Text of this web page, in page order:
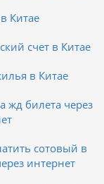
Китае
счет в Китае
в Китае
жд билета через
сотовый в
интернет